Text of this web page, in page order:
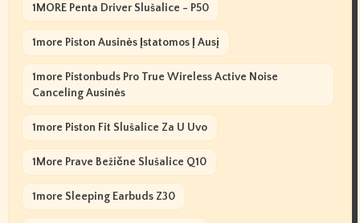
1MORE Penta Driver Slušalice - P50
1more Piston Ausinės Įstatomos Į Ausį
1more Pistonbuds Pro True Wireless Active Noise
Canceling Ausinės
1more Piston Fit Slušalice Za U Uvo
1More Prave Bežične Slušalice Q10
1more Sleeping Earbuds Z30